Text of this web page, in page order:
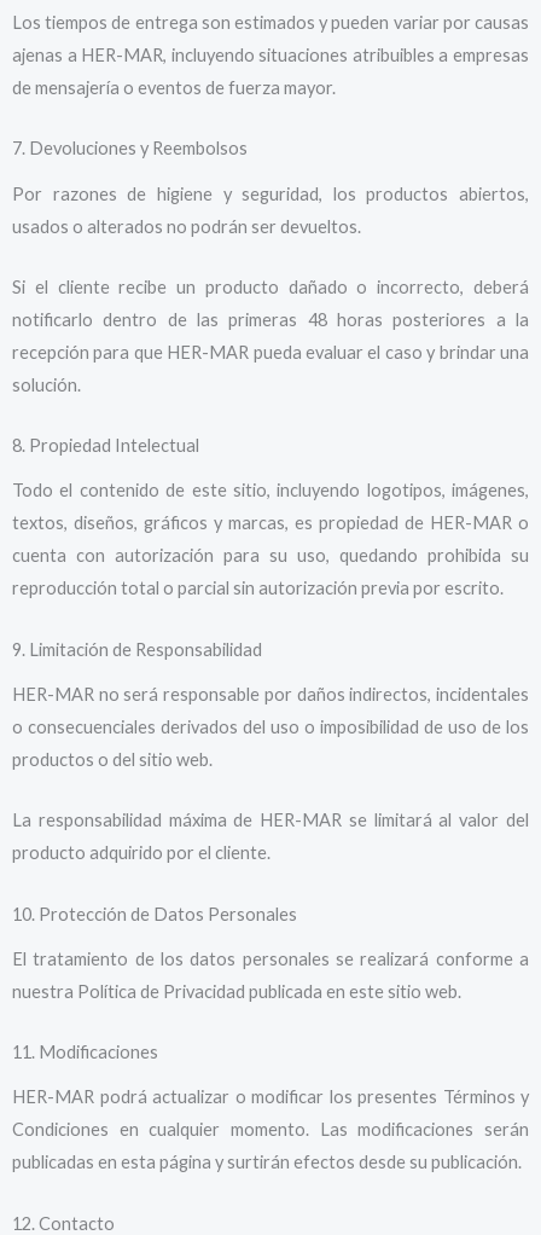
Los tiempos de entrega son estimados y pueden variar por causas
ajenas a HER-MAR, incluyendo situaciones atribuibles a empresas
de mensajería o eventos de fuerza mayor.
7. Devoluciones y Reembolsos
Por razones de higiene y seguridad, los productos abiertos,
usados o alterados no podrán ser devueltos.
Si el cliente recibe un producto dañado o incorrecto, deberá
notificarlo dentro de las primeras 48 horas posteriores a la
recepción para que HER-MAR pueda evaluar el caso y brindar una
solución.
8. Propiedad Intelectual
Todo el contenido de este sitio, incluyendo logotipos, imágenes,
textos, diseños, gráficos y marcas, es propiedad de HER-MAR o
cuenta con autorización para su uso, quedando prohibida su
reproducción total o parcial sin autorización previa por escrito.
9. Limitación de Responsabilidad
HER-MAR no será responsable por daños indirectos, incidentales
o consecuenciales derivados del uso o imposibilidad de uso de los
productos o del sitio web.
La responsabilidad máxima de HER-MAR se limitará al valor del
producto adquirido por el cliente.
10. Protección de Datos Personales
El tratamiento de los datos personales se realizará conforme a
nuestra Política de Privacidad publicada en este sitio web.
11. Modificaciones
HER-MAR podrá actualizar o modificar los presentes Términos y
Condiciones en cualquier momento. Las modificaciones serán
publicadas en esta página y surtirán efectos desde su publicación.
12. Contacto